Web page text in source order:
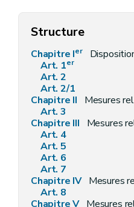
Structure
Chapitre Ier
Art. 1er
Art. 2
Art. 2/1
Chapitre II
Mesures relatives aux
Art. 3
Chapitre III
Mesures relatives aux
Art. 4
Art. 5
Art. 6
Art. 7
Chapitre IV Mesures relatives aux centres de
Art. 8
Chapitre V Mesures